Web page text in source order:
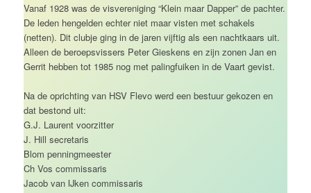
Vanaf 1928 was de visvereniging “Klein maar Dapper” de pachter.
De leden hengelden echter niet maar visten met schakels
(netten). Dit clubje ging in de jaren vijftig als een nachtkaars uit.
Alleen de beroepsvissers Peter Gieskens en zijn zonen Jan en
Gerrit hebben tot 1985 nog met palingfuiken in de Vaart gevist.
Na de oprichting van HSV Flevo werd een bestuur gekozen en
dat bestond uit:
G.J. Laurent voorzitter
J. Hill secretaris
Blom penningmeester
Ch Vos commissaris
Jacob van IJken commissaris